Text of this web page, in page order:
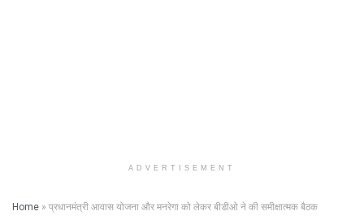
ADVERTISEMENT
Home » प्रधानमंत्री आवास योजना और मनरेगा को लेकर बीडीओ ने की समीक्षात्मक बैठक